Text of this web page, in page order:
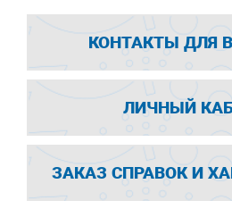
КОНТАКТЫ ДЛЯ
ЛИЧНЫЙ
ЗАКАЗ СПРАВОК И